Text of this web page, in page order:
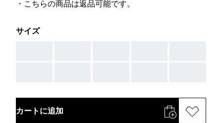
・こちらの商品は返品可能です。
サイズ
カートに追加